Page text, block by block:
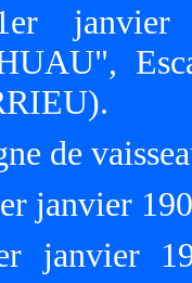
janvier
de
janvier
janvier